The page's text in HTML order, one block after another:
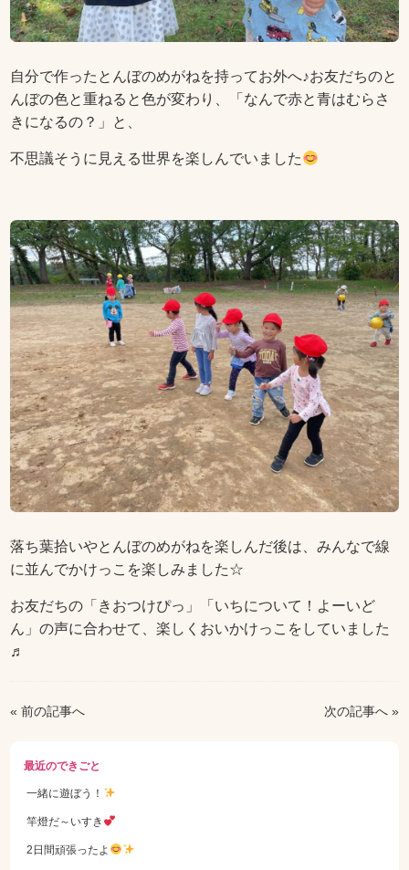
自分で作ったとんぼのめがねを持ってお外へ♪お友だちのと
んぼの色と重ねると色が変わり、「なんで赤と青はむらさ
きになるの？」と、
不思議そうに見える世界を楽しんでいました
落ち葉拾いやとんぼのめがねを楽しんだ後は、みんなで線
に並んでかけっこを楽しみました☆
お友だちの「きおつけぴっ」「いちについて！よーいど
ん」の声に合わせて、楽しくおいかけっこをしていました
♬
« 前の記事へ 次の記事へ »
最近のできごと
一緒に遊ぼう！
竿燈だ～いすき
2日間頑張ったよ